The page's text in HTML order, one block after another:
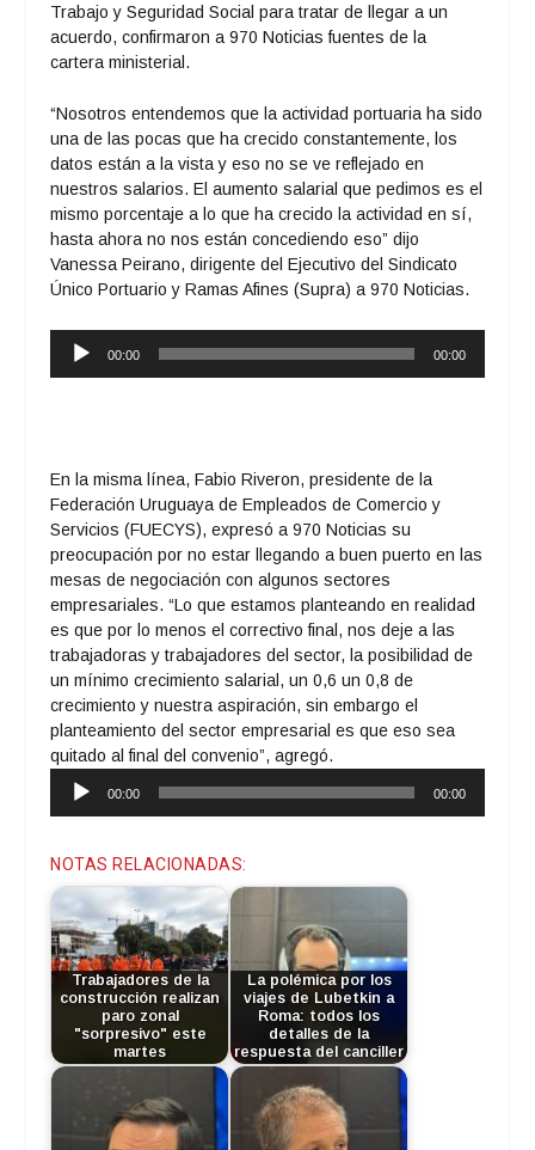
Trabajo y Seguridad Social para tratar de llegar a un
acuerdo, confirmaron a 970 Noticias fuentes de la
cartera ministerial.
“Nosotros entendemos que la actividad portuaria ha sido
una de las pocas que ha crecido constantemente, los
datos están a la vista y eso no se ve reflejado en
nuestros salarios. El aumento salarial que pedimos es el
mismo porcentaje a lo que ha crecido la actividad en sí,
hasta ahora no nos están concediendo eso” dijo
Vanessa Peirano, dirigente del Ejecutivo del Sindicato
Único Portuario y Ramas Afines (Supra) a970 Noticias.
Reproductor
00:00 00:00
En la misma línea, Fabio Riveron, presidente de la
Federación Uruguaya de Empleados de Comercio y
Servicios (FUECYS), expresó a970 Noticias su
preocupación por no estar llegando a buen puerto en las
mesas de negociación con algunos sectores
empresariales. “Lo que estamos planteando en realidad
es que por lo menos el correctivo final, nos deje a las
trabajadoras y trabajadores del sector, la posibilidad de
un mínimo crecimiento salarial, un 0,6 un 0,8 de
crecimiento y nuestra aspiración, sin embargo el
planteamiento del sector empresarial es que eso sea
quitado al final del convenio”, agregó.
Reproductor
00:00 00:00
NOTAS RELACIONADAS:
Trabajadores de la
construcción realizan
paro zonal
"sorpresivo" este
martes
La polémica por los
viajes de Lubetkin a
Roma: todos los
detalles de la
respuesta del canciller